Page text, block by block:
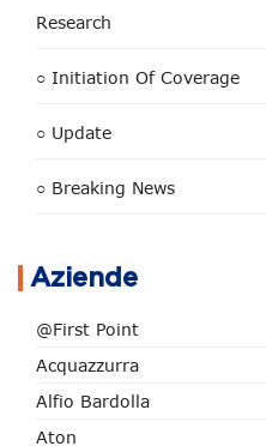
Research
○ Initiation Of Coverage
○ Update
○ Breaking News
Aziende
@First Point
Acquazzurra
Alfio Bardolla
Aton